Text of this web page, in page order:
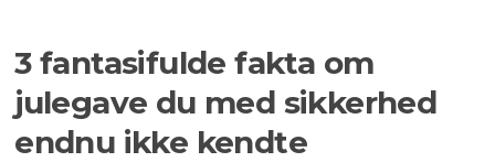
3 fantasifulde fakta om
julegave du med sikkerhed
endnu ikke kendte